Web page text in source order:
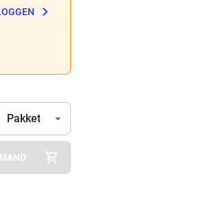
(Optioneel)
Pakket